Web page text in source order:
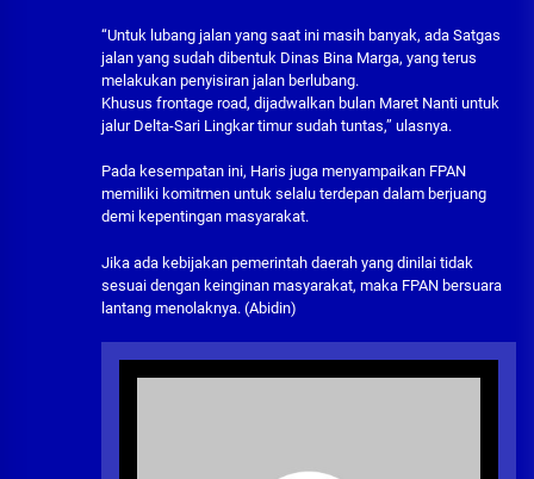
“Untuk lubang jalan yang saat ini masih banyak, ada Satgas
jalan yang sudah dibentuk Dinas Bina Marga, yang terus
melakukan penyisiran jalan berlubang.
Khusus frontage road, dijadwalkan bulan Maret Nanti untuk
jalur Delta-Sari Lingkar timur sudah tuntas,” ulasnya.
Pada kesempatan ini, Haris juga menyampaikan FPAN
memiliki komitmen untuk selalu terdepan dalam berjuang
demi kepentingan masyarakat.
Jika ada kebijakan pemerintah daerah yang dinilai tidak
sesuai dengan keinginan masyarakat, maka FPAN bersuara
lantang menolaknya. (Abidin)